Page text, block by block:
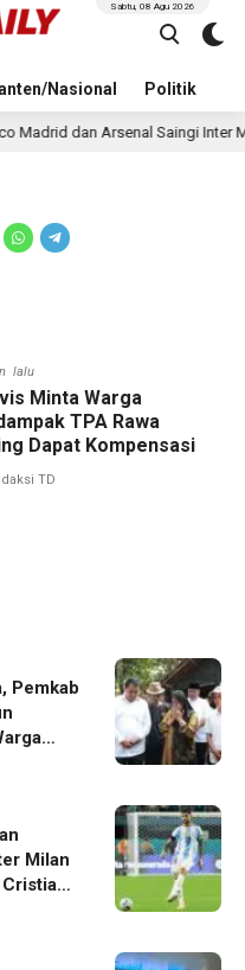
Nasional Politik
Sabtu, 08 Agu 2026
dan Arsenal Saingi Inter Milan
lalu
Minta Warga
TPA Rawa
Dapat Kompensasi
TD
Pemkab
Puting
Milan